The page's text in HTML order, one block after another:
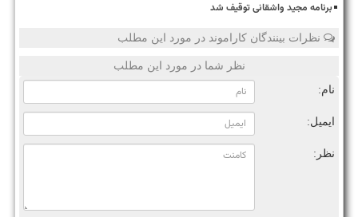
برنامه مجید واشقانی توقیف شد
نظرات بینندگان کاراموند در مورد این مطلب
نظر شما در مورد این مطلب
نام:
ایمیل:
نظر: